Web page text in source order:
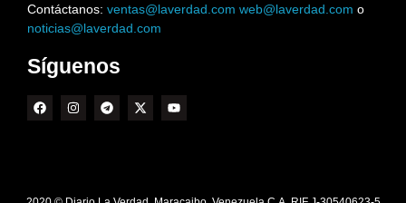
Contáctanos: ventas@laverdad.com web@laverdad.com o
noticias@laverdad.com
Síguenos